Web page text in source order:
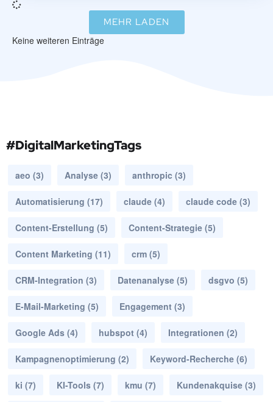
MEHR LADEN
Keine weiteren Einträge
#DigitalMarketingTags
aeo (3) Analyse (3) anthropic (3)
Automatisierung (17) claude (4) claude code (3)
Content-Erstellung (5) Content-Strategie (5)
Content Marketing (11) crm (5)
CRM-Integration (3) Datenanalyse (5) dsgvo (5)
E-Mail-Marketing (5) Engagement (3)
Google Ads (4) hubspot (4) Integrationen (2)
Kampagnenoptimierung (2) Keyword-Recherche (6)
ki (7) KI-Tools (7) kmu (7) Kundenakquise (3)